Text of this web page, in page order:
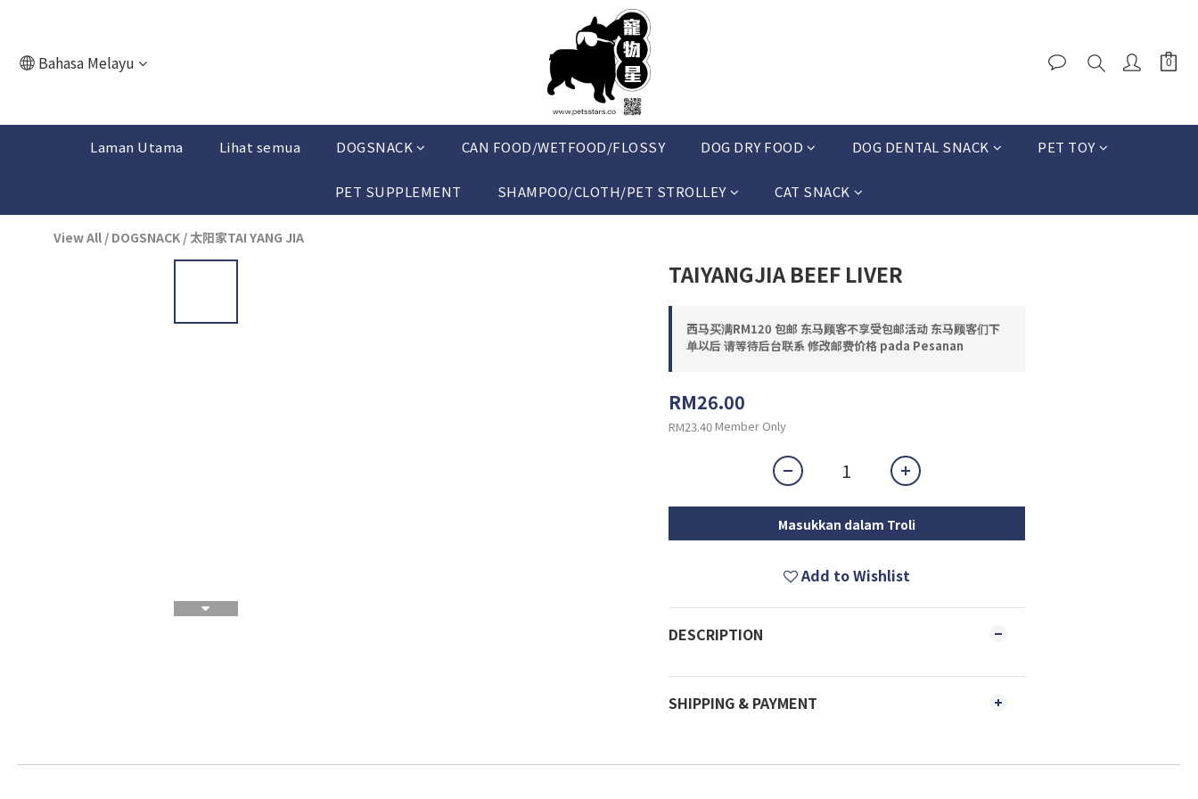
Bahasa Melayu
Laman Utama Lihat semua DOGSNACK CAN FOOD/WETFOOD/FLOSSY DOG DRY FOOD DOG DENTAL SNACK PET TOY
PET SUPPLEMENT SHAMPOO/CLOTH/PET STROLLEY CAT SNACK
View All / DOGSNACK / 太阳家TAI YANG JIA
TAIYANGJIA BEEF LIVER
西马买满RM120 包邮 东马顾客不享受包邮活动 东马顾客们下
单以后 请等待后台联系 修改邮费价格 pada Pesanan
RM26.00
RM23.40Member Only
Masukkan dalam Troli
Add to Wishlist
DESCRIPTION
SHIPPING & PAYMENT